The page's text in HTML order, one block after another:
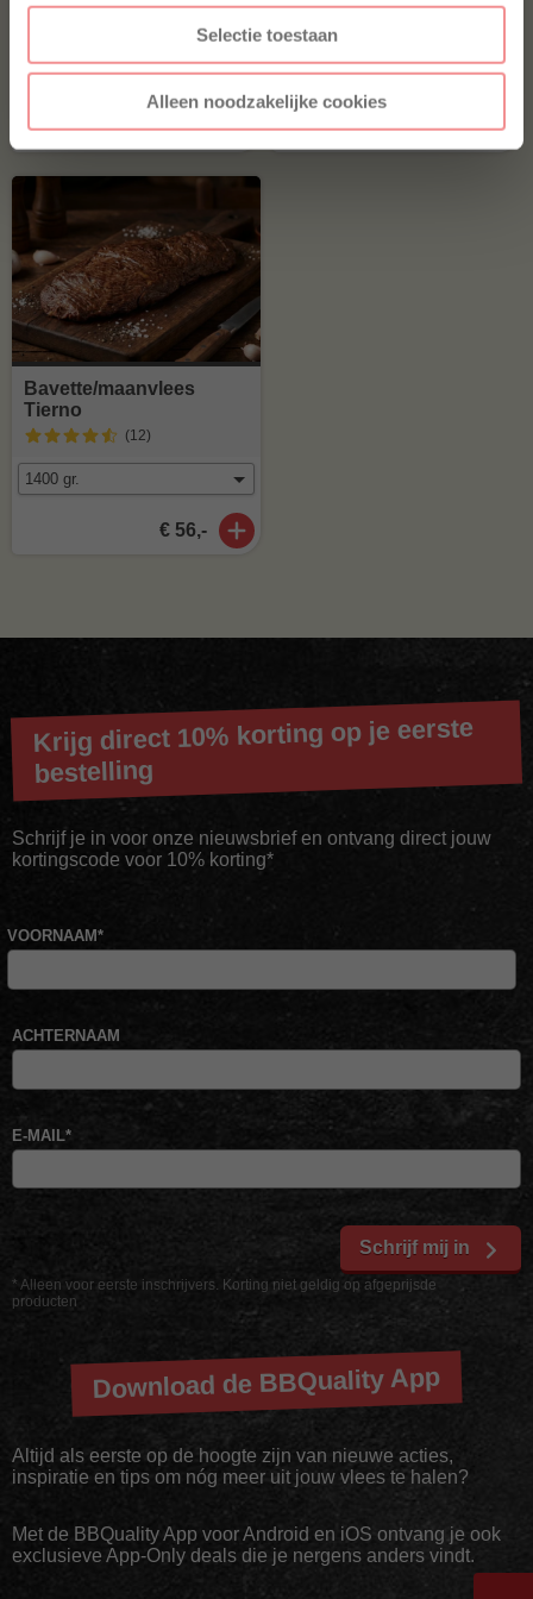
Selectie toestaan
Alleen noodzakelijke cookies
Maminha Tierno
€ 50,15
Picanha Tierno
€ 60,-
Bavette/maanvlees
Tierno
(12)
€ 56,-
Krijg direct 10% korting op je eerste
bestelling
Schrijf je in voor onze nieuwsbrief en ontvang direct jouw
kortingscode voor 10% korting*
* Alleen voor eerste inschrijvers. Korting niet geldig op afgeprijsde
producten
VOORNAAM*
ACHTERNAAM
E-MAIL*
Schrijf mij in
Download de BBQuality App
Altijd als eerste op de hoogte zijn van nieuwe acties,
inspiratie en tips om nóg meer uit jouw vlees te halen?
Met de BBQuality App voor Android en iOS ontvang je ook
exclusieve App-Only deals die je nergens anders vindt.